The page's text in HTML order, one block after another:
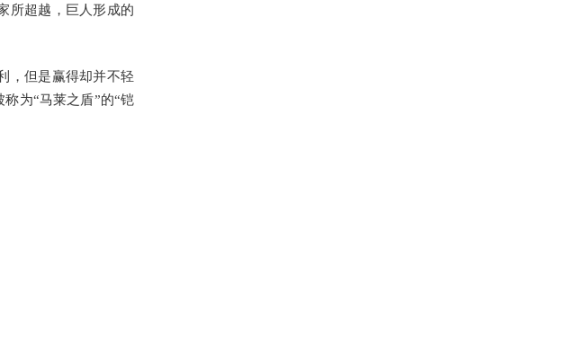
所超越，巨人形成的
，但是赢得却并不轻
为“马莱之盾”的“铠